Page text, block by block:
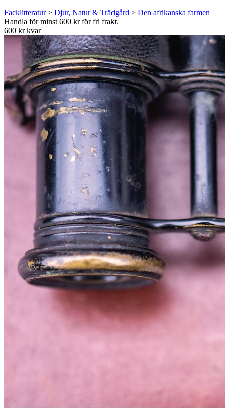
Facklitteratur> Djur, Natur & Trädgård > Den afrikanska farmen
Handla för minst 600 kr för fri frakt.
600 kr kvar